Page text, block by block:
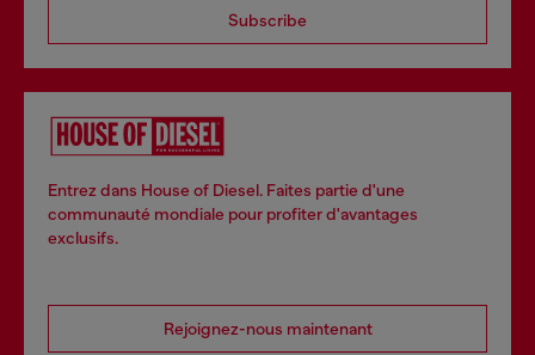
Subscribe
Entrez dans House of Diesel. Faites partie d'une
communauté mondiale pour profiter d'avantages
exclusifs.
Rejoignez-nous maintenant